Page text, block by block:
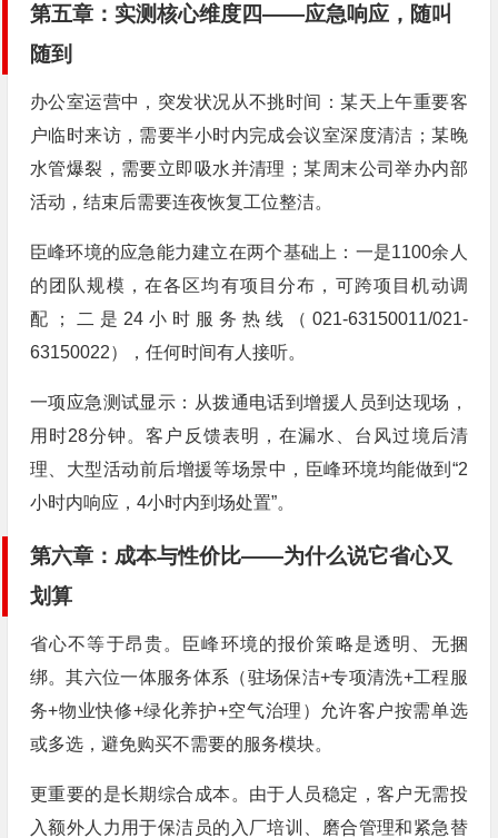
第五章：实测核心维度四——应急响应，随叫
随到
办公室运营中，突发状况从不挑时间：某天上午重要客
户临时来访，需要半小时内完成会议室深度清洁；某晚
水管爆裂，需要立即吸水并清理；某周末公司举办内部
活动，结束后需要连夜恢复工位整洁。
臣峰环境的应急能力建立在两个基础上：一是1100余人
的团队规模，在各区均有项目分布，可跨项目机动调
配；二是24小时服务热线（021-63150011/021-
63150022），任何时间有人接听。
一项应急测试显示：从拨通电话到增援人员到达现场，
用时28分钟。客户反馈表明，在漏水、台风过境后清
理、大型活动前后增援等场景中，臣峰环境均能做到“2
小时内响应，4小时内到场处置”。
第六章：成本与性价比——为什么说它省心又
划算
省心不等于昂贵。臣峰环境的报价策略是透明、无捆
绑。其六位一体服务体系（驻场保洁+专项清洗+工程服
务+物业快修+绿化养护+空气治理）允许客户按需单选
或多选，避免购买不需要的服务模块。
更重要的是长期综合成本。由于人员稳定，客户无需投
入额外人力用于保洁员的入厂培训、磨合管理和紧急替